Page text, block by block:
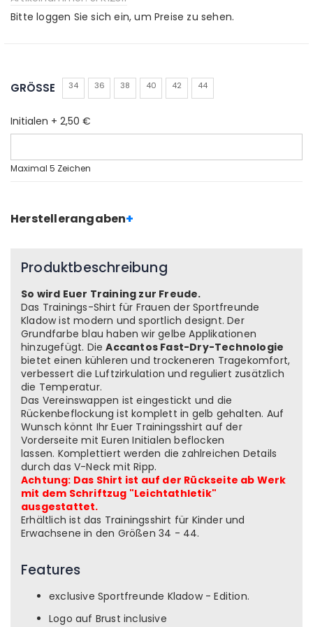
Bitte loggen Sie sich ein, um Preise zu sehen.
GRÖSSE 34 36 38 40 42 44
Initialen + 2,50 €
Maximal 5 Zeichen
Herstellerangaben+
Produktbeschreibung
So wird Euer Training zur Freude.
Das Trainings-Shirt für Frauen der Sportfreunde
Kladow ist modern und sportlich designt. Der
Grundfarbe blau haben wir gelbe Applikationen
hinzugefügt. DieAccantos Fast-Dry-Technologie
bietet einen kühleren und trockeneren Tragekomfort,
verbessert die Luftzirkulation und reguliert zusätzlich
die Temperatur.
Das Vereinswappen ist eingestickt und die
Rückenbeflockung ist komplett in gelb gehalten. Auf
Wunsch könnt Ihr Euer Trainingsshirt auf der
Vorderseite mit Euren Initialen beflocken
lassen. Komplettiert werden die zahlreichen Details
durch das V-Neck mit Ripp.
Achtung: Das Shirt ist auf der Rückseite ab Werk
mit dem Schriftzug "Leichtathletik"
ausgestattet.
Erhältlich ist das Trainingsshirt für Kinder und
Erwachsene in den Größen 34 - 44.
Features
exclusive Sportfreunde Kladow - Edition.
Logo auf Brust inclusive